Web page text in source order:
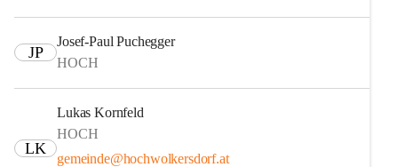
JP
Josef-Paul Puchegger
HOCH
LK
Lukas Kornfeld
HOCH
gemeinde@hochwolkersdorf.at